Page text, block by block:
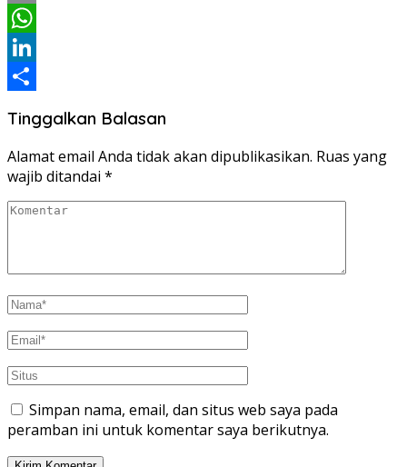
Email
WhatsApp
LinkedIn
Tinggalkan Balasan
Alamat email Anda tidak akan dipublikasikan. Ruas yang
wajib ditandai *
Simpan nama, email, dan situs web saya pada
peramban ini untuk komentar saya berikutnya.